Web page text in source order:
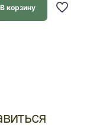
В корзину